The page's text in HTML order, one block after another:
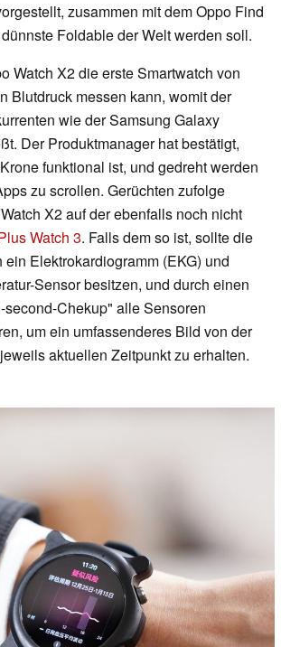
zusammen mit dem Oppo Find
Foldable der Welt werden soll.
Watch X2 die erste Smartwatch von
Blutdruck messen kann, womit der
wie der Samsung Galaxy
Der Produktmanager hat bestätigt,
funktional ist, und gedreht werden
zu scrollen. Gerüchten zufolge
X2 auf der ebenfalls noch nicht
Watch 3. Falls dem so ist, sollte die
Elektrokardiogramm (EKG) und
Sensor besitzen, und durch einen
Chekup" alle Sensoren
um ein umfassenderes Bild von der
aktuellen Zeitpunkt zu erhalten.